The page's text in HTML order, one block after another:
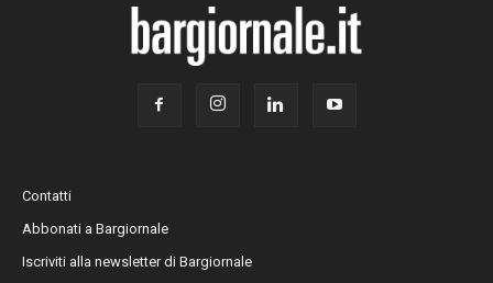
Contatti
Abbonati a Bargiornale
Iscriviti alla newsletter di Bargiornale